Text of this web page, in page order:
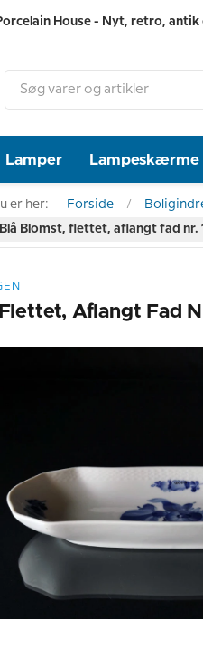
House - Nyt, retro,
Lamper Lampeskærme
er her: Forside
Blå Blomst, flettet, aflangt fad nr.
Aflangt Fad